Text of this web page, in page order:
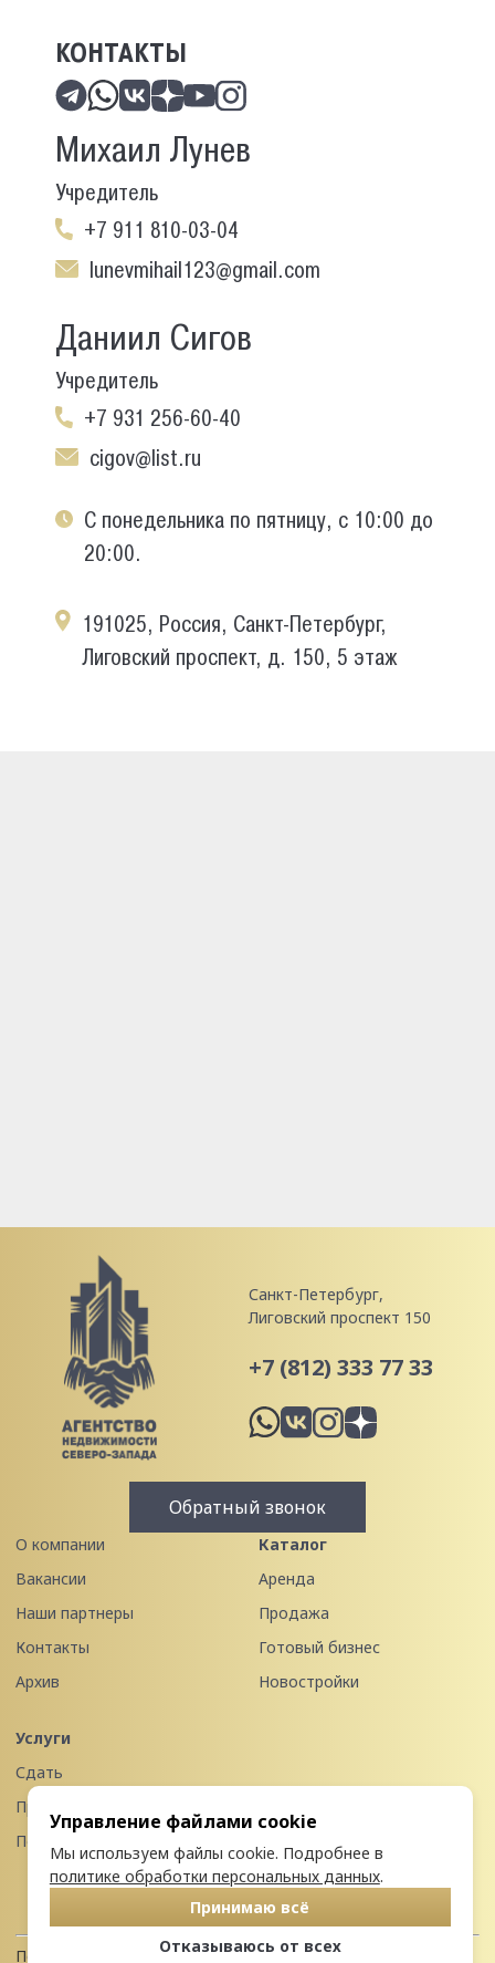
КОНТАКТЫ
Михаил Лунев
Учредитель
+7 911 810-03-04
lunevmihail123@gmail.com
Даниил Сигов
Учредитель
+7 931 256-60-40
cigov@list.ru
С понедельника по пятницу, с 10:00 до
20:00.
191025, Россия, Санкт-Петербург,
Лиговский проспект, д. 150, 5 этаж
Санкт-Петербург,
Лиговский проспект 150
+7 (812) 333 77 33
Обратный звонок
О компании
Вакансии
Наши партнеры
Контакты
Архив
Каталог
Аренда
Продажа
Готовый бизнес
Новостройки
Услуги
Сдать
Продать
Передать в управление
Политика конфиденциальности
Управление файлами cookie
Мы используем файлы cookie. Подробнее в
политике обработки персональных данных.
Принимаю всё
Отказываюсь от всех